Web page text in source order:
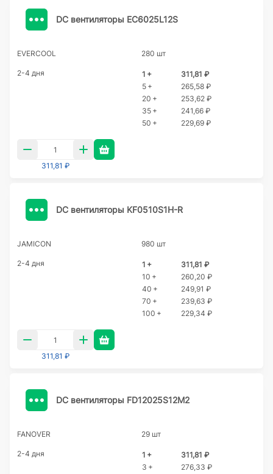
DC вентиляторы EC6025L12S
EVERCOOL 280 шт
2-4 дня 1 +
311,81 ₽
5 +
265,58 ₽
20 +
253,62 ₽
35 +
241,66 ₽
50 +
229,69 ₽
311,81 ₽
DC вентиляторы KF0510S1H-R
JAMICON 980 шт
2-4 дня 1 +
311,81 ₽
10 +
260,20 ₽
40 +
249,91 ₽
70 +
239,63 ₽
100 +
229,34 ₽
311,81 ₽
DC вентиляторы FD12025S12M2
FANOVER 29 шт
2-4 дня 1 +
311,81 ₽
3 +
276,33 ₽